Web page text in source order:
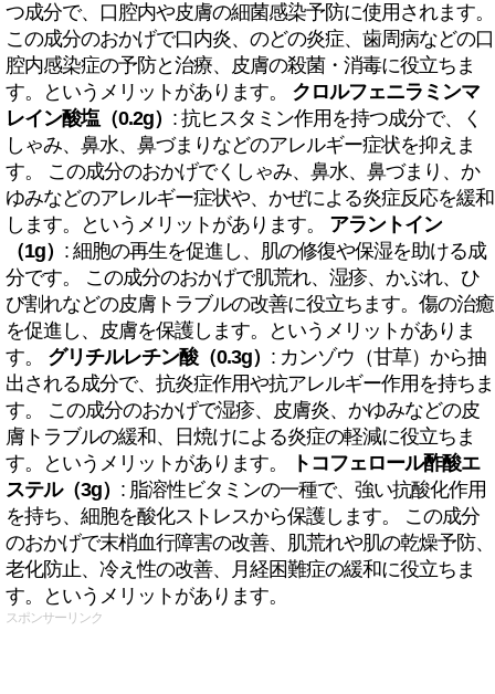
つ成分で、口腔内や皮膚の細菌感染予防に使用されます。
この成分のおかげで口内炎、のどの炎症、歯周病などの口
腔内感染症の予防と治療、皮膚の殺菌・消毒に役立ちま
す。というメリットがあります。 クロルフェニラミンマ
レイン酸塩（0.2g） : 抗ヒスタミン作用を持つ成分で、く
しゃみ、鼻水、鼻づまりなどのアレルギー症状を抑えま
す。 この成分のおかげでくしゃみ、鼻水、鼻づまり、か
ゆみなどのアレルギー症状や、かぜによる炎症反応を緩和
します。というメリットがあります。 アラントイン
（1g） : 細胞の再生を促進し、肌の修復や保湿を助ける成
分です。 この成分のおかげで肌荒れ、湿疹、かぶれ、ひ
び割れなどの皮膚トラブルの改善に役立ちます。傷の治癒
を促進し、皮膚を保護します。というメリットがありま
す。 グリチルレチン酸（0.3g） : カンゾウ（甘草）から抽
出される成分で、抗炎症作用や抗アレルギー作用を持ちま
す。 この成分のおかげで湿疹、皮膚炎、かゆみなどの皮
膚トラブルの緩和、日焼けによる炎症の軽減に役立ちま
す。というメリットがあります。
トコフェロール酢酸エ
ステル（3g） : 脂溶性ビタミンの一種で、強い抗酸化作用
を持ち、細胞を酸化ストレスから保護します。 この成分
のおかげで末梢血行障害の改善、肌荒れや肌の乾燥予防、
老化防止、冷え性の改善、月経困難症の緩和に役立ちま
す。というメリットがあります。
スポンサーリンク